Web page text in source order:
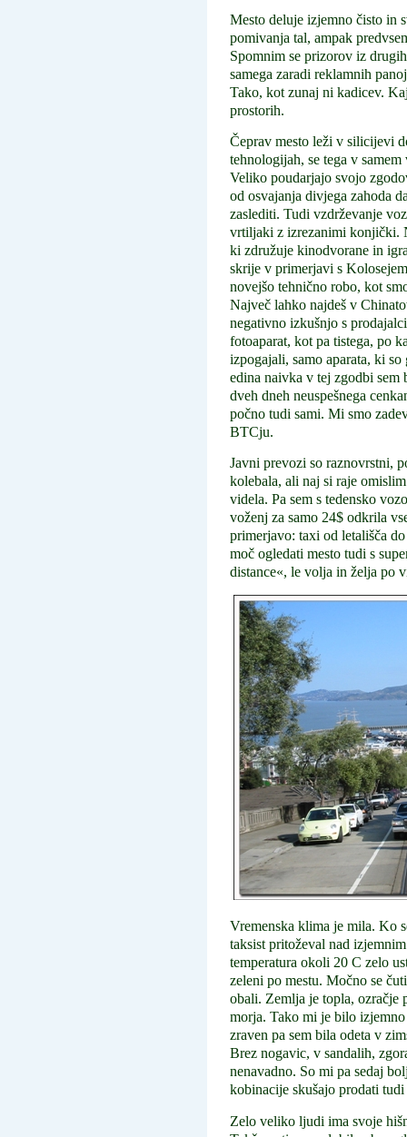
Mesto deluje izjemno čisto in
pomivanja tal, ampak
Spomnim se prizorov iz
samega zaradi reklamnih
Tako, kot zunaj ni kadicev.
prostorih.
Čeprav mesto leži v silicijevi
tehnologijah, se tega v
Veliko poudarjajo svojo
od osvajanja divjega zahoda
zaslediti. Tudi vzdrževanje
vrtiljaki z izrezanimi konjički.
ki združuje kinodvorane in
skrije v primerjavi s
novejšo tehnično robo, kot
Največ lahko najdeš v
negativno izkušnjo s
fotoaparat, kot pa tistega, po
izpogajali, samo aparata, ki
edina naivka v tej zgodbi sem
dveh dneh neuspešnega
počno tudi sami. Mi smo
BTCju.
Javni prevozi so raznovrstni,
kolebala, ali naj si raje
videla. Pa sem s tedensko
voženj za samo 24$ odkrila
primerjavo: taxi od letališča
moč ogledati mesto tudi s
distance«, le volja in želja po
Vremenska klima je mila. Ko
taksist pritoževal nad
temperatura okoli 20 C zelo
zeleni po mestu. Močno se
obali. Zemlja je topla, ozračje
morja. Tako mi je bilo
zraven pa sem bila odeta v
Brez nogavic, v sandalih,
nenavadno. So mi pa sedaj
kobinacije skušajo prodati
Zelo veliko ljudi ima svoje